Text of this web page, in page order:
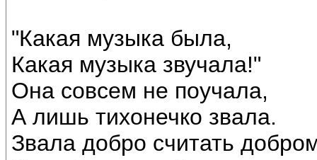
"Какая музыка была,
Какая музыка звучала!"
Она совсем не поучала,
А лишь тихонечко звала.
Звала добро считать